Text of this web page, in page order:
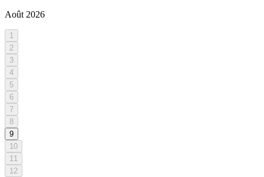
Août 2026
1
2
3
4
5
6
7
8
9
10
11
12